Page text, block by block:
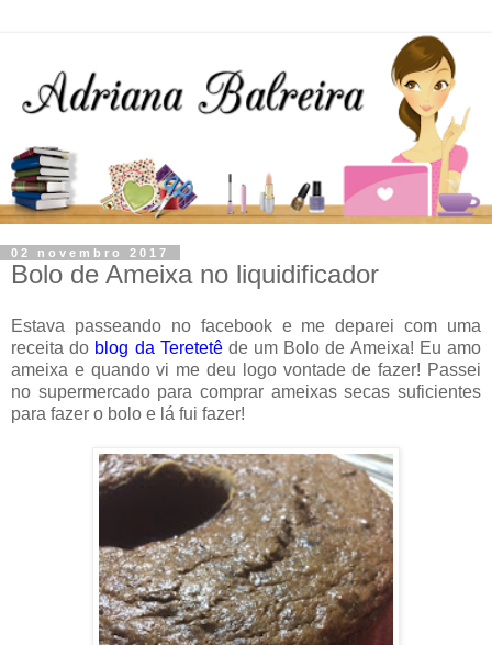
02 novembro 2017
Bolo de Ameixa no liquidificador
Estava passeando no facebook e me deparei com uma
receita do blog da Teretetê de um Bolo de Ameixa! Eu amo
ameixa e quando vi me deu logo vontade de fazer! Passei
no supermercado para comprar ameixas secas suficientes
para fazer o bolo e lá fui fazer!